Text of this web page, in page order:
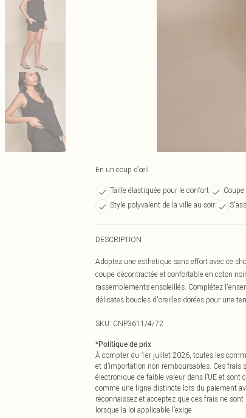
En un coup d’œil
Taille élastiquée pour le confort
Style polyvalent de la ville au soir
DESCRIPTION
Adoptez une esthétique sans effort avec ce
coupe décontractée et confortable en coton
rassemblements ensoleillés. Complétez
délicates boucles d'oreilles dorées pour une
SKU: CNP3611/4/72
*Politique de prix
À compter du 1er juillet 2026, toutes les
et d’importation non remboursables. Ces
électronique de faible valeur dans l’UE et sont
comme une ligne distincte lors du paiement
reconnaissez et acceptez que ces frais ne
lorsque la loi applicable l’exige.